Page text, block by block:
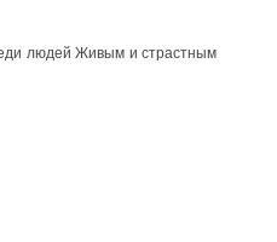
людей Живым и страстным